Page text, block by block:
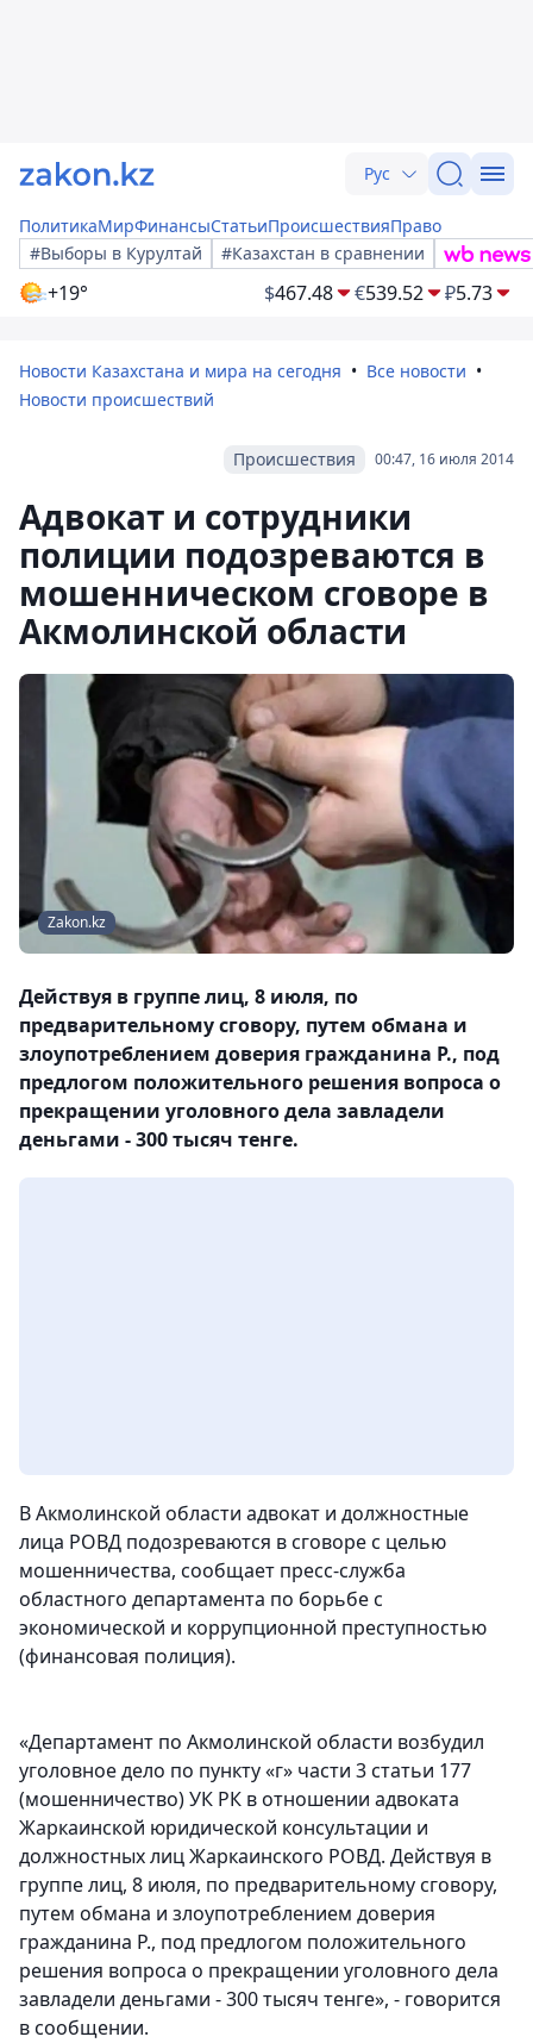
Рус
ПолитикаМирФинансыСтатьиПроисшествияПраво
#Выборы в Курултай
#Казахстан в сравнении
+19° $467.48 €539.52 ₽5.73
Новости Казахстана и мира на сегодня
Все новости
Новости происшествий
00:47, 16 июля 2014
Происшествия
Адвокат и сотрудники
полиции подозреваются в
мошенническом сговоре в
Акмолинской области
Zakon.kz
Действуя в группе лиц, 8 июля, по
предварительному сговору, путем обмана и
злоупотреблением доверия гражданина Р., под
предлогом положительного решения вопроса о
прекращении уголовного дела завладели
деньгами - 300 тысяч тенге.
В Акмолинской области адвокат и должностные
лица РОВД подозреваются в сговоре с целью
мошенничества, сообщает пресс-служба
областного департамента по борьбе с
экономической и коррупционной преступностью
(финансовая полиция).
«Департамент по Акмолинской области возбудил
уголовное дело по пункту «г» части 3 статьи 177
(мошенничество) УК РК в отношении адвоката
Жаркаинской юридической консультации и
должностных лиц Жаркаинского РОВД. Действуя в
группе лиц, 8 июля, по предварительному сговору,
путем обмана и злоупотреблением доверия
гражданина Р., под предлогом положительного
решения вопроса о прекращении уголовного дела
завладели деньгами - 300 тысяч тенге», - говорится
в сообщении.